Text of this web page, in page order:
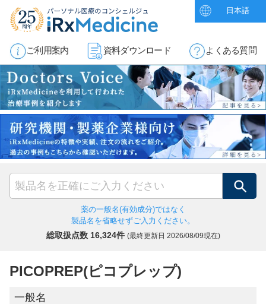
日本語
ご利用案内 資料ダウンロード よくある質問
検索
薬の一般名(有効成分)ではなく
製品名を省略せずご入力ください。
総取扱点数 16,324件 (最終更新日 2026/08/09現在)
PICOPREP(ピコプレップ)
一般名